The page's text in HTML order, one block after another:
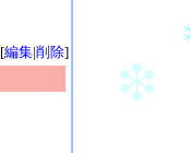
[編集|削除]